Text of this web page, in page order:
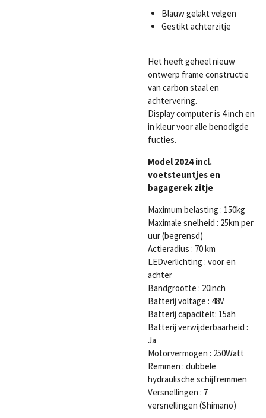
Blauw gelakt velgen
Gestikt achterzitje
Het heeft geheel nieuw
ontwerp frame constructie
van carbon staal en
achtervering.
Display computer is 4 inch en
in kleur voor alle benodigde
fucties.
Model 2024 incl.
voetsteuntjes en
bagagerek zitje
Maximum belasting : 150kg
Maximale snelheid : 25km per
uur (begrensd)
Actieradius : 70 km
LEDverlichting : voor en
achter
Bandgrootte : 20inch
Batterij voltage : 48V
Batterij capaciteit: 15ah
Batterij verwijderbaarheid :
Ja
Motorvermogen : 250Watt
Remmen : dubbele
hydraulische schijfremmen
Versnellingen : 7
versnellingen (Shimano)